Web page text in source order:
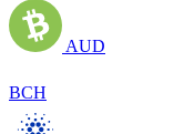
AUD
BCH